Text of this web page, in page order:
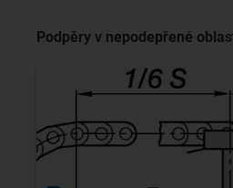
Podpěry v nepodepřené